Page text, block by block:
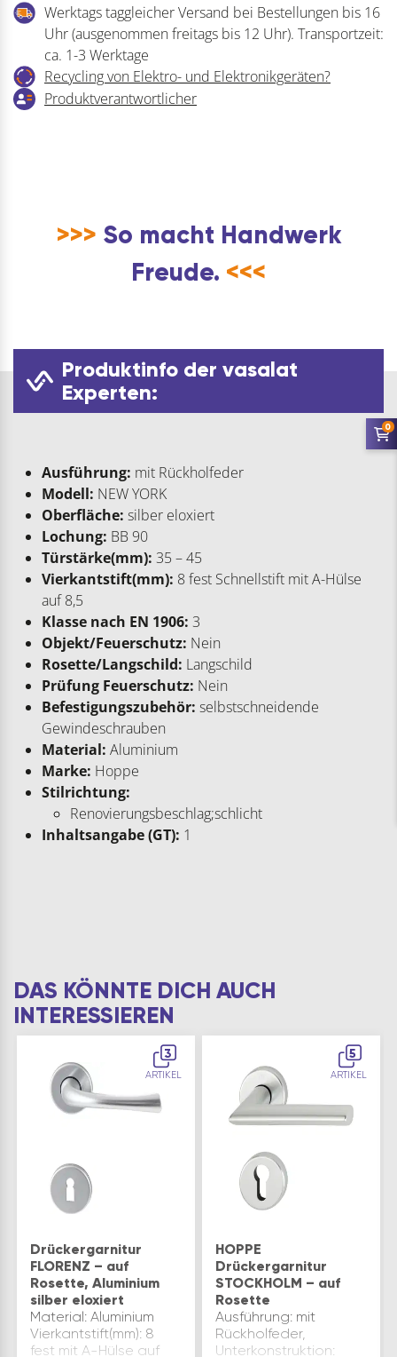
-
Schild
silber
eloxiert
Werktags taggleicher Versand bei Bestellungen bis 16
Uhr (ausgenommen freitags bis 12 Uhr). Transportzeit:
ca. 1-3 Werktage
Recycling von Elektro- und Elektronikgeräten?
Produktverantwortlicher
>>> So macht Handwerk
Freude. <<<
Produktinfo der vasalat
Experten:
Ausführung: mit Rückholfeder
Modell: NEW YORK
Oberfläche: silber eloxiert
Lochung: BB 90
Türstärke(mm): 35 – 45
Vierkantstift(mm): 8 fest Schnellstift mit A-Hülse
auf 8,5
Klasse nach EN 1906: 3
Objekt/Feuerschutz: Nein
Rosette/Langschild: Langschild
Prüfung Feuerschutz: Nein
Befestigungszubehör: selbstschneidende
Gewindeschrauben
Material: Aluminium
Marke: Hoppe
Stilrichtung:
Renovierungsbeschlag;schlicht
Inhaltsangabe (GT): 1
DAS KÖNNTE DICH AUCH
INTERESSIEREN
3
ARTIKEL
Drückergarnitur
FLORENZ – auf
Rosette, Aluminium
silber eloxiert
Material: Aluminium
Vierkantstift(mm): 8
fest mit A-Hülse auf
5
ARTIKEL
HOPPE
Drückergarnitur
STOCKHOLM – auf
Rosette
Ausführung: mit
Rückholfeder,
Unterkonstruktion:
0